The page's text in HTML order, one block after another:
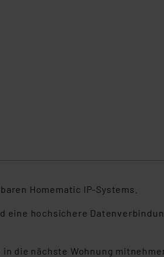
Homematic IP-Systems.
eine hochsichere
die nächste Wohnung